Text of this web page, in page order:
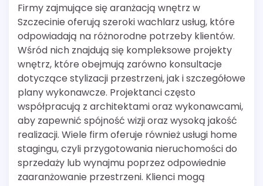
Firmy zajmujące się aranżacją wnętrz w
Szczecinie oferują szeroki wachlarz usług, które
odpowiadają na różnorodne potrzeby klientów.
Wśród nich znajdują się kompleksowe projekty
wnętrz, które obejmują zarówno konsultacje
dotyczące stylizacji przestrzeni, jak i szczegółowe
plany wykonawcze. Projektanci często
współpracują z architektami oraz wykonawcami,
aby zapewnić spójność wizji oraz wysoką jakość
realizacji. Wiele firm oferuje również usługi home
stagingu, czyli przygotowania nieruchomości do
sprzedaży lub wynajmu poprzez odpowiednie
zaaranżowanie przestrzeni. Klienci mogą